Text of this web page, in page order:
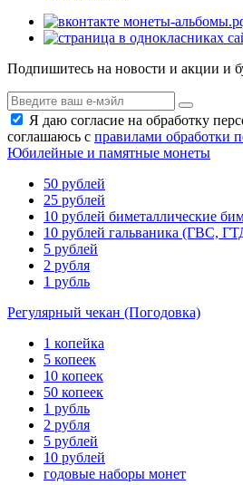
Подпишитесь на новости и акции и
Я даю согласие на обработку
соглашаюсь с правилами обработки
Юбилейные и памятные монеты
50 рублей
25 рублей
10 рублей биметаллические
10 рублей гальваника (ГВС,
5 рублей
2 рубля
1 рубль
Регулярный чекан (Погодовка)
1 копейка
5 копеек
10 копеек
50 копеек
1 рубль
2 рубля
5 рублей
10 рублей
годовые наборы монет